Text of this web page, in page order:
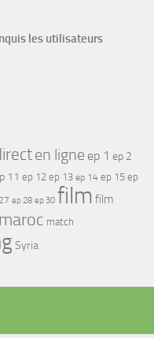
les utilisateurs
en ligne ep 1 ep 2
11 ep 12 ep 13 ep 14 ep 15 ep
ep 28 ep 30 film film
maroc match
Syria